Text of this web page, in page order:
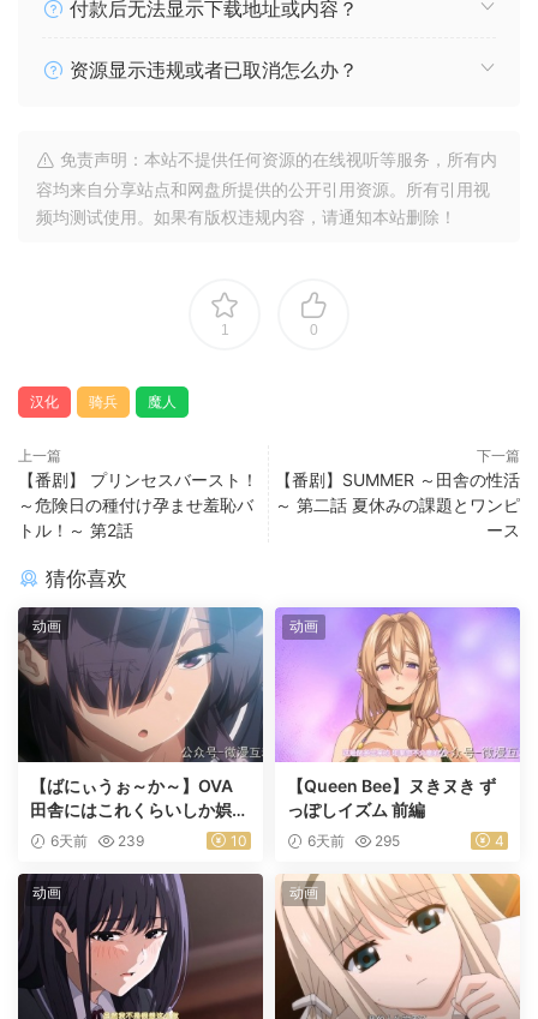
付款后无法显示下载地址或内容？
资源显示违规或者已取消怎么办？
免责声明：本站不提供任何资源的在线视听等服务，所有内
容均来自分享站点和网盘所提供的公开引用资源。所有引用视
频均测试使用。如果有版权违规内容，请通知本站删除！
1 0
汉化 骑兵 魔人
上一篇
【番剧】 プリンセスバースト！
～危険日の種付け孕ませ羞恥バ
トル！～ 第2話
下一篇
【番剧】SUMMER ～田舎の性活
～ 第二話 夏休みの課題とワンピ
ース
猜你喜欢
动画
【ばにぃうぉ～か～】OVA
田舎にはこれくらいしか娯楽
がない ＃1乡下几乎没有娱乐
6天前 239 10
动画
【Queen Bee】ヌきヌき ず
っぽしイズム 前編
6天前 295 4
动画 动画